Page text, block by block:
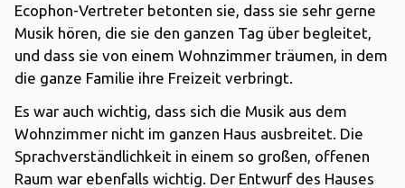
Ecophon-Vertreter betonten sie, dass sie sehr gerne
Musik hören, die sie den ganzen Tag über begleitet,
und dass sie von einem Wohnzimmer träumen, in dem
die ganze Familie ihre Freizeit verbringt.
Es war auch wichtig, dass sich die Musik aus dem
Wohnzimmer nicht im ganzen Haus ausbreitet. Die
Sprachverständlichkeit in einem so großen, offenen
Raum war ebenfalls wichtig. Der Entwurf des Hauses